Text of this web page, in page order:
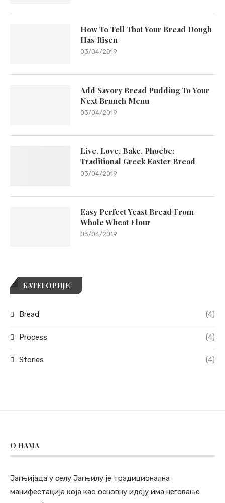
How To Tell That Your Bread Dough
Has Risen
03/04/2019
Add Savory Bread Pudding To Your
Next Brunch Menu
03/04/2019
Live, Love, Bake, Phoebe:
Traditional Greek Easter Bread
03/04/2019
Easy Perfect Yeast Bread From
Whole Wheat Flour
03/04/2019
КАТЕГОРИЈЕ
Bread (4)
Process (4)
Stories (4)
O НАМА
Јагњијада у селу Јагњилу је традиционална
манифестација која као основну идеју има неговање